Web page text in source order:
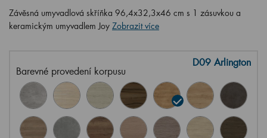
Závěsná umyvadlová skříňka 96,4x32,3x46 cm s 1 zásuvkou a
keramickým umyvadlem Joy Zobrazit více
Barevné provedení korpusu
D09 Arlington